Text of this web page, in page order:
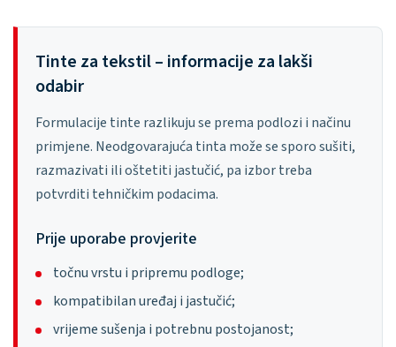
Tinte za tekstil – informacije za lakši
odabir
Formulacije tinte razlikuju se prema podlozi i načinu
primjene. Neodgovarajuća tinta može se sporo sušiti,
razmazivati ili oštetiti jastučić, pa izbor treba
potvrditi tehničkim podacima.
Prije uporabe provjerite
točnu vrstu i pripremu podloge;
kompatibilan uređaj i jastučić;
vrijeme sušenja i potrebnu postojanost;